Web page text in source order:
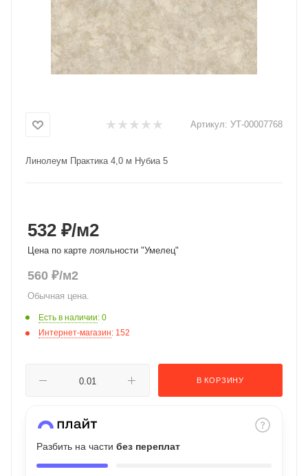
Артикул: УТ-00007768
Линолеум Практика 4,0 м Нубиа 5
532 ₽/м2
Цена по карте лояльности "Умелец"
560 ₽/м2
Обычная цена.
Есть в наличии: 0
Интернет-магазин: 152
В КОРЗИНУ
Разбить на части без переплат
Добавляйте товары
в корзину
выбранный способом
списываться
по 25%каждые 2 недели
Подробнее
об оплате Плайтом
25
раз в 2
недели
Остались вопросы?